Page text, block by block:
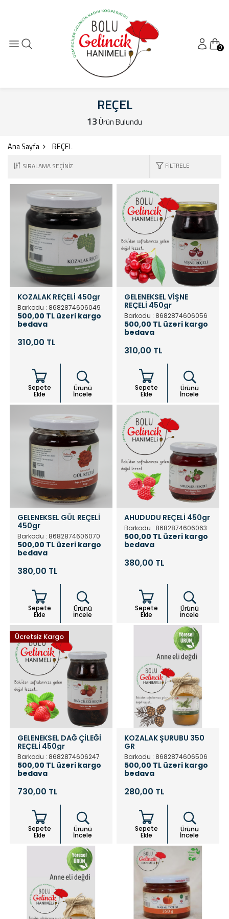
0
REÇEL
13Ürün Bulundu
Ana Sayfa REÇEL
FILTRELE
KOZALAK REÇELİ 450gr
Barkodu : 8682874606049
500,00 TL üzeri kargo
bedava
310,00 TL
Sepete
Ekle
Ürünü
İncele
GELENEKSEL VİŞNE
REÇELİ 450gr
Barkodu : 8682874606056
500,00 TL üzeri kargo
bedava
310,00 TL
Sepete
Ekle
Ürünü
İncele
GELENEKSEL GÜL REÇELİ
450gr
Barkodu : 8682874606070
500,00 TL üzeri kargo
bedava
380,00 TL
Sepete
Ekle
Ürünü
İncele
AHUDUDU REÇELİ 450gr
Barkodu : 8682874606063
500,00 TL üzeri kargo
bedava
380,00 TL
Sepete
Ekle
Ürünü
İncele
Ücretsiz Kargo
GELENEKSEL DAĞ ÇİLEĞİ
REÇELİ 450gr
Barkodu : 8682874606247
500,00 TL üzeri kargo
bedava
730,00 TL
Sepete
Ekle
Ürünü
İncele
KOZALAK ŞURUBU 350
GR
Barkodu : 8682874606506
500,00 TL üzeri kargo
bedava
280,00 TL
Sepete
Ekle
Ürünü
İncele